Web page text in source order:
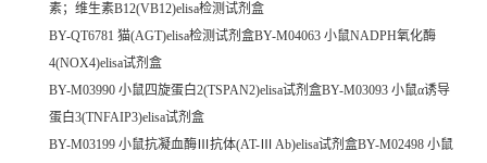
素；维生素B12(VB12)elisa检测试剂盒
BY-QT6781 猫(AGT)elisa检测试剂盒BY-M04063 小鼠NADPH氧化酶
4(NOX4)elisa试剂盒
BY-M03990 小鼠四旋蛋白2(TSPAN2)elisa试剂盒BY-M03093 小鼠α诱导
蛋白3(TNFAIP3)elisa试剂盒
BY-M03199 小鼠抗凝血酶Ⅲ抗体(AT-Ⅲ Ab)elisa试剂盒BY-M02498 小鼠